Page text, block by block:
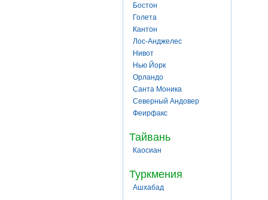
Бостон
Голета
Кантон
Лос-Анджелес
Нивот
Нью Йорк
Орландо
Санта Моника
Северный Андовер
Феирфакс
Тайвань
Каосиан
Туркмения
Ашхабад